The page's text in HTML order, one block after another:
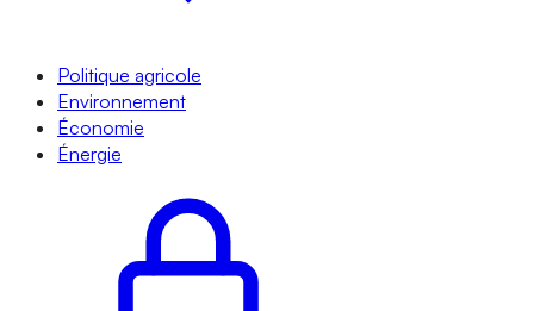
Politique agricole
Environnement
Économie
Énergie